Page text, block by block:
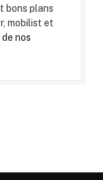
bons plans
mobilist et
nos